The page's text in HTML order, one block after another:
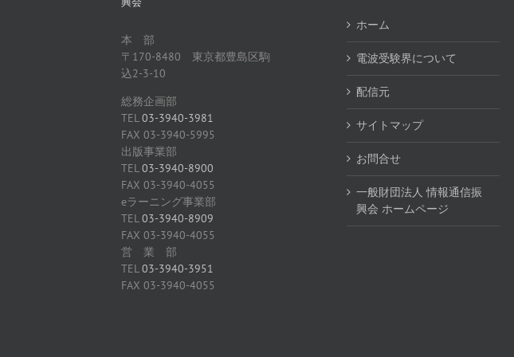
本 部
〒170-8480 東京都豊島区駒
込2-3-10
総務企画部
TEL03-3940-3981
FAX 03-3940-5995
出版事業部
TEL03-3940-8900
FAX 03-3940-4055
eラーニング事業部
TEL03-3940-8909
FAX 03-3940-4055
営 業 部
TEL03-3940-3951
FAX 03-3940-4055
ホーム
電波受験界について
配信元
サイトマップ
お問合せ
一般財団法人 情報通信振
興会 ホームページ